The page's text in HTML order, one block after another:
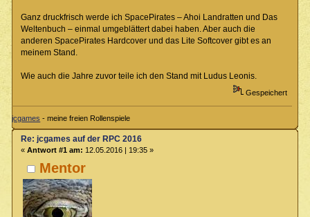
Ganz druckfrisch werde ich SpacePirates – Ahoi Landratten und Das
Weltenbuch – einmal umgeblättert dabei haben. Aber auch die
anderen SpacePirates Hardcover und das Lite Softcover gibt es an
meinem Stand.
Wie auch die Jahre zuvor teile ich den Stand mit Ludus Leonis.
Gespeichert
jcgames - meine freien Rollenspiele
Mentor
Re: jcgames auf der RPC 2016
« Antwort #1 am: 12.05.2016 | 19:35 »